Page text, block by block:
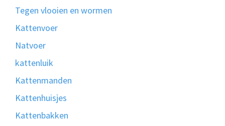
Tegen vlooien en wormen
Kattenvoer
Natvoer
kattenluik
Kattenmanden
Kattenhuisjes
Kattenbakken